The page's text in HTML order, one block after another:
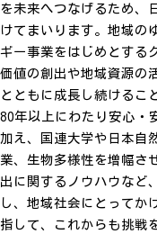
を未来へつなげるため、
けてまいります。地域の
ギー事業をはじめとする
価値の創出や地域資源の
とともに成長し続けるこ
80年以上にわたり安心・
加え、国連大学や日本自
業、生物多様性を増幅さ
出に関するノウハウなど
し、地域社会にとってか
指して、これからも挑戦